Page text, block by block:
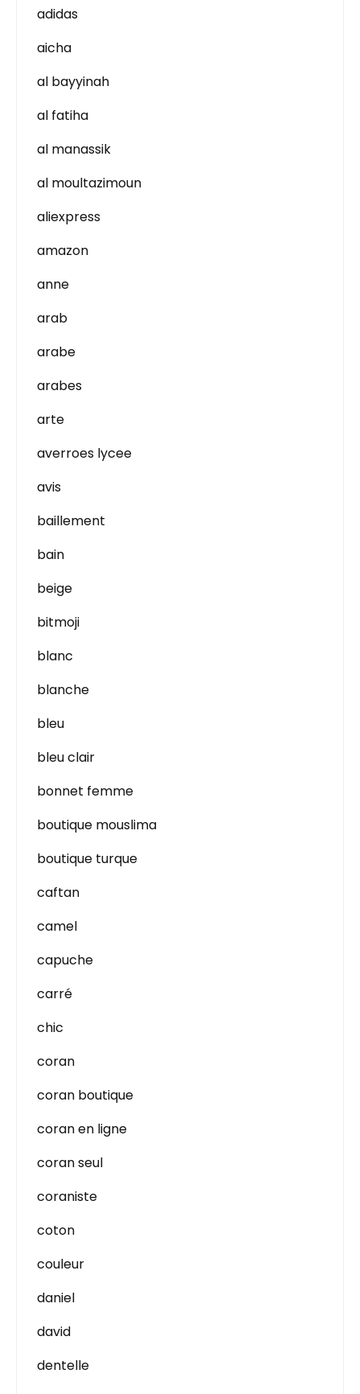
adidas
aicha
al bayyinah
al fatiha
al manassik
al moultazimoun
aliexpress
amazon
anne
arab
arabe
arabes
arte
averroes lycee
avis
baillement
bain
beige
bitmoji
blanc
blanche
bleu
bleu clair
bonnet femme
boutique mouslima
boutique turque
caftan
camel
capuche
carré
chic
coran
coran boutique
coran en ligne
coran seul
coraniste
coton
couleur
daniel
david
dentelle